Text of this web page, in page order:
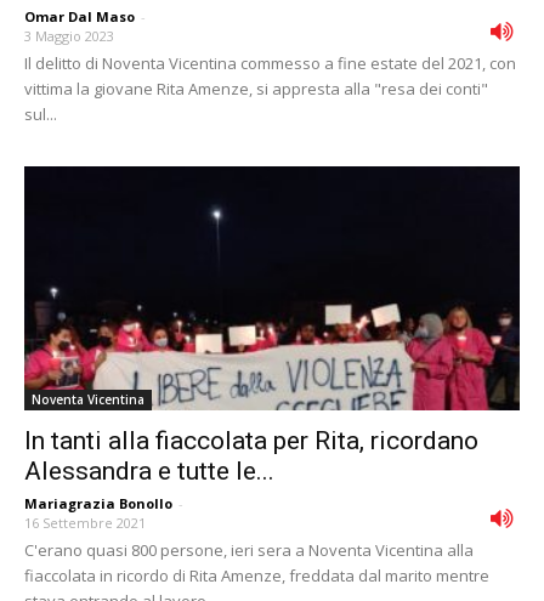
Omar Dal Maso -
3 Maggio 2023
Il delitto di Noventa Vicentina commesso a fine estate del 2021, con
vittima la giovane Rita Amenze, si appresta alla "resa dei conti"
sul...
Noventa Vicentina
In tanti alla fiaccolata per Rita, ricordano
Alessandra e tutte le...
Mariagrazia Bonollo -
16 Settembre 2021
C'erano quasi 800 persone, ieri sera a Noventa Vicentina alla
fiaccolata in ricordo di Rita Amenze, freddata dal marito mentre